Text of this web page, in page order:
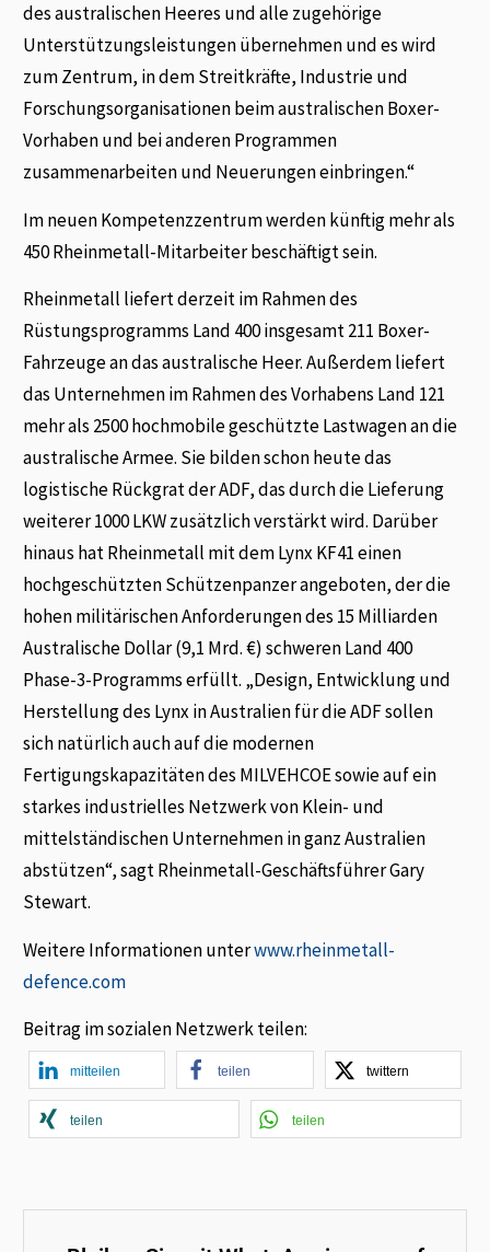
des australischen Heeres und alle zugehörige
Unterstützungsleistungen übernehmen und es wird
zum Zentrum, in dem Streitkräfte, Industrie und
Forschungsorganisationen beim australischen Boxer-
Vorhaben und bei anderen Programmen
zusammenarbeiten und Neuerungen einbringen.“
Im neuen Kompetenzzentrum werden künftig mehr als
450 Rheinmetall-Mitarbeiter beschäftigt sein.
Rheinmetall liefert derzeit im Rahmen des
Rüstungsprogramms Land 400 insgesamt 211 Boxer-
Fahrzeuge an das australische Heer. Außerdem liefert
das Unternehmen im Rahmen des Vorhabens Land 121
mehr als 2500 hochmobile geschützte Lastwagen an die
australische Armee. Sie bilden schon heute das
logistische Rückgrat der ADF, das durch die Lieferung
weiterer 1000 LKW zusätzlich verstärkt wird. Darüber
hinaus hat Rheinmetall mit dem Lynx KF41 einen
hochgeschützten Schützenpanzer angeboten, der die
hohen militärischen Anforderungen des 15 Milliarden
Australische Dollar (9,1 Mrd. €) schweren Land 400
Phase-3-Programms erfüllt. „Design, Entwicklung und
Herstellung des Lynx in Australien für die ADF sollen
sich natürlich auch auf die modernen
Fertigungskapazitäten des MILVEHCOE sowie auf ein
starkes industrielles Netzwerk von Klein- und
mittelständischen Unternehmen in ganz Australien
abstützen“, sagt Rheinmetall-Geschäftsführer Gary
Stewart.
Weitere Informationen unterwww.rheinmetall-
defence.com
Beitrag im sozialen Netzwerk teilen:
mitteilen teilen twittern
teilen teilen